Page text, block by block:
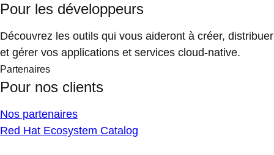
Pour les développeurs
Découvrez les outils qui vous aideront à créer, distribuer
et gérer vos applications et services cloud-native.
Partenaires
Pour nos clients
Nos partenaires
Red Hat Ecosystem Catalog